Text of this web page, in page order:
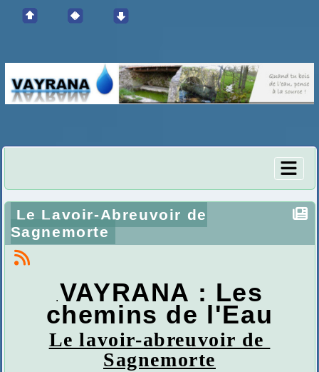
Le Lavoir-Abreuvoir de
Sagnemorte
.VAYRANA : Les
chemins de l'Eau
Le lavoir-abreuvoir de
Sagnemorte